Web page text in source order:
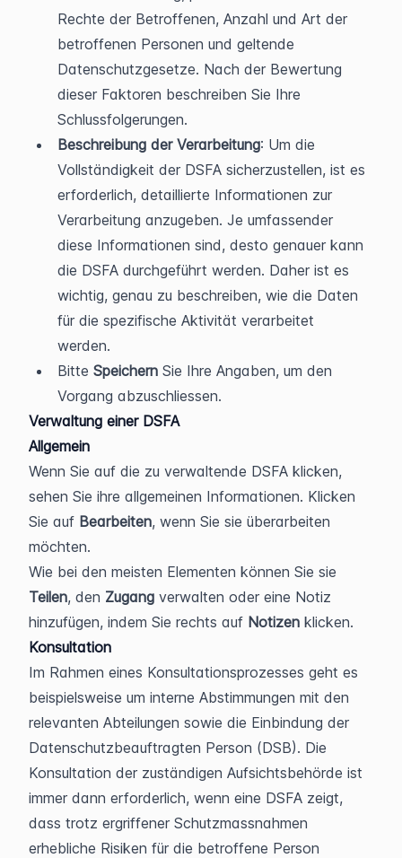
Rechte der Betroffenen, Anzahl und Art der
betroffenen Personen und geltende
Datenschutzgesetze. Nach der Bewertung
dieser Faktoren beschreiben Sie Ihre
Schlussfolgerungen.
Beschreibung der Verarbeitung: Um die
Vollständigkeit der DSFA sicherzustellen, ist es
erforderlich, detaillierte Informationen zur
Verarbeitung anzugeben. Je umfassender
diese Informationen sind, desto genauer kann
die DSFA durchgeführt werden. Daher ist es
wichtig, genau zu beschreiben, wie die Daten
für die spezifische Aktivität verarbeitet
werden.
Bitte Speichern Sie Ihre Angaben, um den
Vorgang abzuschliessen.
Verwaltung einer DSFA
Allgemein
Wenn Sie auf die zu verwaltende DSFA klicken,
sehen Sie ihre allgemeinen Informationen. Klicken
Sie auf Bearbeiten, wenn Sie sie überarbeiten
möchten.
Teilen, den Zugang verwalten oder eine Notiz
hinzufügen, indem Sie rechts auf Notizen klicken.
Konsultation
Im Rahmen eines Konsultationsprozesses geht es
beispielsweise um interne Abstimmungen mit den
relevanten Abteilungen sowie die Einbindung der
Datenschutzbeauftragten Person (DSB). Die
Konsultation der zuständigen Aufsichtsbehörde ist
immer dann erforderlich, wenn eine DSFA zeigt,
dass trotz ergriffener Schutzmassnahmen
erhebliche Risiken für die betroffene Person